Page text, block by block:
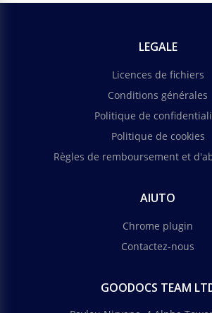
LEGALE
Licences de fichiers
Conditions générales
Politique de
Politique de cookies
Règles de remboursement et
AIUTO
Chrome plugin
Contactez-nous
GOODOCS TEAM